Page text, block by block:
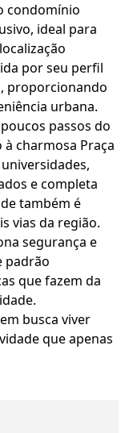
condomínio
ideal para
por seu perfil
proporcionando
urbana.
passos do
charmosa Praça
e completa
também é
vias da região.
segurança e
padrão
que fazem da
busca viver
que apenas